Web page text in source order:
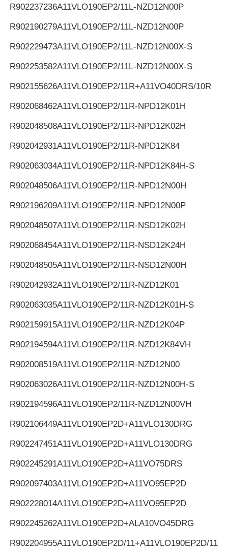
R902237236A11VLO190EP2/11L-NZD12N00P
R902190279A11VLO190EP2/11L-NZD12N00P
R902229473A11VLO190EP2/11L-NZD12N00X-S
R902253582A11VLO190EP2/11L-NZD12N00X-S
R902155626A11VLO190EP2/11R+A11VO40DRS/10R
R902068462A11VLO190EP2/11R-NPD12K01H
R902048508A11VLO190EP2/11R-NPD12K02H
R902042931A11VLO190EP2/11R-NPD12K84
R902063034A11VLO190EP2/11R-NPD12K84H-S
R902048506A11VLO190EP2/11R-NPD12N00H
R902196209A11VLO190EP2/11R-NPD12N00P
R902048507A11VLO190EP2/11R-NSD12K02H
R902068454A11VLO190EP2/11R-NSD12K24H
R902048505A11VLO190EP2/11R-NSD12N00H
R902042932A11VLO190EP2/11R-NZD12K01
R902063035A11VLO190EP2/11R-NZD12K01H-S
R902159915A11VLO190EP2/11R-NZD12K04P
R902194594A11VLO190EP2/11R-NZD12K84VH
R902008519A11VLO190EP2/11R-NZD12N00
R902063026A11VLO190EP2/11R-NZD12N00H-S
R902194596A11VLO190EP2/11R-NZD12N00VH
R902106449A11VLO190EP2D+A11VLO130DRG
R902247451A11VLO190EP2D+A11VLO130DRG
R902245291A11VLO190EP2D+A11VO75DRS
R902097403A11VLO190EP2D+A11VO95EP2D
R902228014A11VLO190EP2D+A11VO95EP2D
R902245262A11VLO190EP2D+ALA10VO45DRG
R902204955A11VLO190EP2D/11+A11VLO190EP2D/11